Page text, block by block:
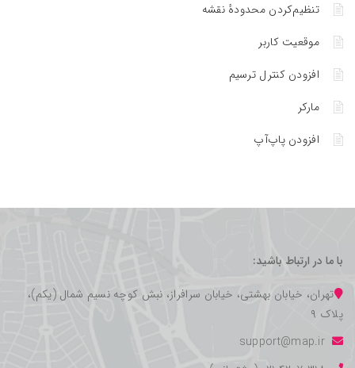
تنظیم‌کردن محدوده‌ٔ نقشه
موقعیت کاربر
افزودن کنترل ترسیم
مارکر
افزودن پاپ‌آپ
با ما در ارتباط باشید:
تهران، خیابان بهشتی، خیابان سرافراز، نبش کوچه نسیم شمال (یکم)،
پلاک ۹
support@map.ir